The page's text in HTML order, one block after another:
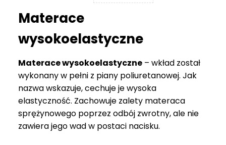
069 zł
Materace
wysokoelastyczne
Materace wysokoelastyczne – wkład został
wykonany w pełni z piany poliuretanowej. Jak
nazwa wskazuje, cechuje je wysoka
elastyczność. Zachowuje zalety materaca
sprężynowego poprzez odbój zwrotny, ale nie
zawiera jego wad w postaci nacisku.